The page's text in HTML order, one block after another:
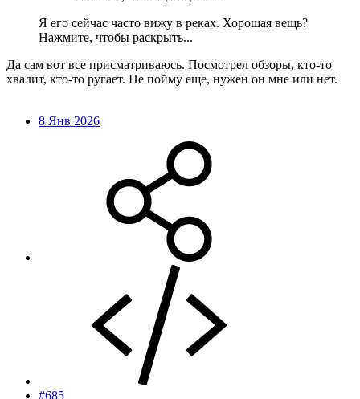
Я его сейчас часто вижу в реках. Хорошая вещь?
Нажмите, чтобы раскрыть...
Да сам вот все присматриваюсь. Посмотрел обзоры, кто-то
хвалит, кто-то ругает. Не пойму еще, нужен он мне или нет.
8 Янв 2026
#685